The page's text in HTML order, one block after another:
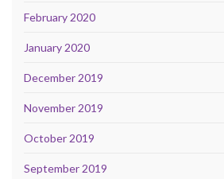
February 2020
January 2020
December 2019
November 2019
October 2019
September 2019